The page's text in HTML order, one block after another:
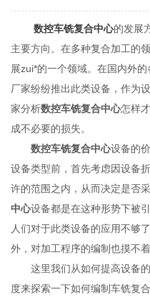
数控车铣复合中心的发展
主要方向。在多种复合加工的
展zui*的一个领域。在国内外
厂家纷纷推出此类设备，作为
家分析数控车铣复合中心怎样
成不必要的损失。
数控车铣复合中心设备的
设备类型前，首先考虑因设备
许的范围之内，从而决定是否
中心设备都是在这种形势下被
人们对于此类设备的应用不够
外，对加工程序的编制也摸不着
这里我们从如何提高设备的
度来探索一下如何编制车铣复